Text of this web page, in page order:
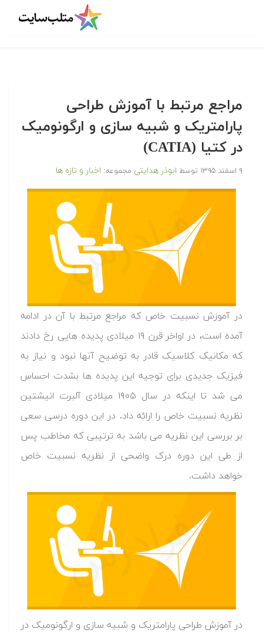
مراجع مرتبط با آموزش طراحی
پارامتریک و شبیه سازی و ارگونومیک
در کتیا (CATIA)
۹ اسفند ۱۳۹۵ توسط ابوذر هدایتی مجموعه: اخبار و تازه ها
در آموزش نسبیت خاص که مراجع مرتبط با آن در ادامه
آمده است، در اواخر قرن ۱۹ میلادی پدیده هایی رخ دادند
که مکانیک کلاسیک قادر به توضیح آنها نبود و نیاز به
فیزیک جدیدی برای توجیه این پدیده ها بشدت احساس
می شد تا اینکه در سال ۱۹۰۵ میلادی آلبرت انیشتین
نظریه نسبیت خاص را ارائه داد. در این دوره درسی سعی
بر بررسی این نظریه می باشد به ترتیبی که مخاطب پس
از طی این دوره درک واضحی از نظریه نسبیت خاص
خواهد داشت.
در آموزش طراحی پارامتریک و شبیه سازی و ارگونومیک در